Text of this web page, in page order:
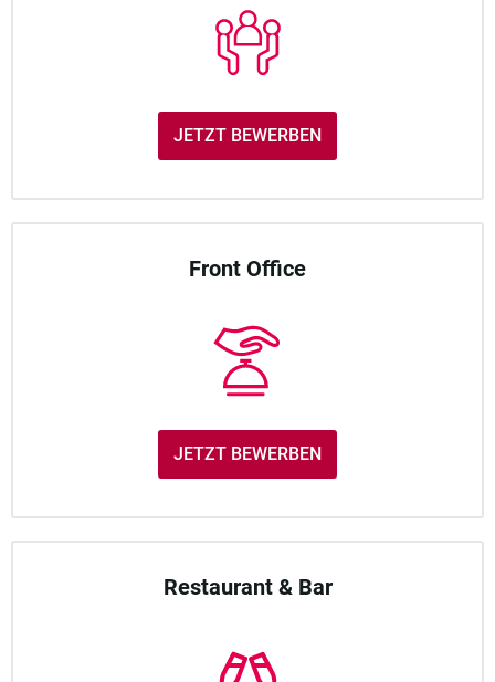
JETZT BEWERBEN
Front Office
JETZT BEWERBEN
Restaurant & Bar